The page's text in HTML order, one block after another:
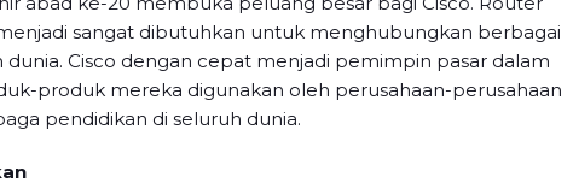
sangat dibutuhkan untuk menghubungkan berbagai
Cisco dengan cepat menjadi pemimpin pasar dalam
produk mereka digunakan oleh perusahaan-perusahaan
pendidikan di seluruh dunia.